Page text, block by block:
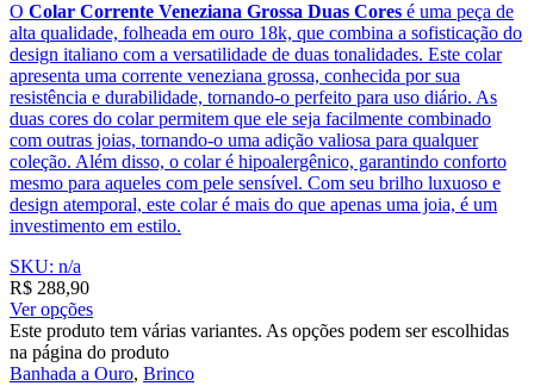
O Colar Corrente Veneziana Grossa Duas Cores é uma peça de
alta qualidade, folheada em ouro 18k, que combina a sofisticação do
design italiano com a versatilidade de duas tonalidades. Este colar
apresenta uma corrente veneziana grossa, conhecida por sua
resistência e durabilidade, tornando-o perfeito para uso diário. As
duas cores do colar permitem que ele seja facilmente combinado
com outras joias, tornando-o uma adição valiosa para qualquer
coleção. Além disso, o colar é hipoalergênico, garantindo conforto
mesmo para aqueles com pele sensível. Com seu brilho luxuoso e
design atemporal, este colar é mais do que apenas uma joia, é um
investimento em estilo.
SKU: n/a
R$ 288,90
Ver opções
Este produto tem várias variantes. As opções podem ser escolhidas
na página do produto
Banhada a Ouro, Brinco